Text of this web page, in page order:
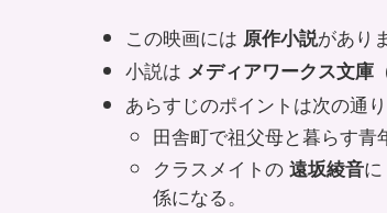
この映画には 原作小説があり
小説は メディアワークス文庫
あらすじのポイントは次の通
田舎町で祖父母と暮らす青
クラスメイトの 遠坂綾音
係になる。